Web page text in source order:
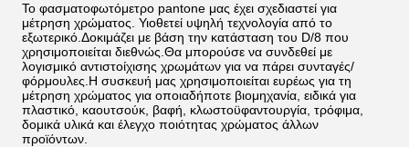
Το φασματοφωτόμετρο pantone μας έχει σχεδιαστεί για
μέτρηση χρώματος. Υιοθετεί υψηλή τεχνολογία από το
εξωτερικό.Δοκιμάζει με βάση την κατάσταση του D/8 που
χρησιμοποιείται διεθνώς.Θα μπορούσε να συνδεθεί με
λογισμικό αντιστοίχισης χρωμάτων για να πάρει συνταγές/
φόρμουλες. Η συσκευή μας χρησιμοποιείται ευρέως για τη
μέτρηση χρώματος για οποιαδήποτε βιομηχανία, ειδικά για
πλαστικό, καουτσούκ, βαφή, κλωστοϋφαντουργία, τρόφιμα,
δομικά υλικά και έλεγχο ποιότητας χρώματος άλλων
προϊόντων.